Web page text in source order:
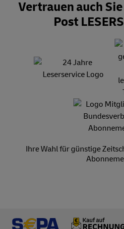
Vertrauen auch
Post
Ihre Wahl für günstige